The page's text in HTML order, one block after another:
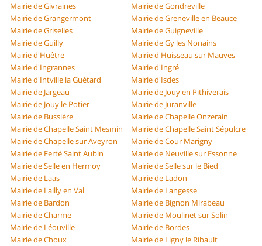
Mairie de Givraines
Mairie de Gondreville
Mairie de Grangermont
Mairie de Greneville en Beauce
Mairie de Griselles
Mairie de Guigneville
Mairie de Guilly
Mairie de Gy les Nonains
Mairie d'Huêtre
Mairie d'Huisseau sur Mauves
Mairie d'Ingrannes
Mairie d'Ingré
Mairie d'Intville la Guétard
Mairie d'Isdes
Mairie de Jargeau
Mairie de Jouy en Pithiverais
Mairie de Jouy le Potier
Mairie de Juranville
Mairie de Bussière
Mairie de Chapelle Onzerain
Mairie de Chapelle Saint Mesmin
Mairie de Chapelle Saint Sépulcre
Mairie de Chapelle sur Aveyron
Mairie de Cour Marigny
Mairie de Ferté Saint Aubin
Mairie de Neuville sur Essonne
Mairie de Selle en Hermoy
Mairie de Selle sur le Bied
Mairie de Laas
Mairie de Ladon
Mairie de Lailly en Val
Mairie de Langesse
Mairie de Bardon
Mairie de Bignon Mirabeau
Mairie de Charme
Mairie de Moulinet sur Solin
Mairie de Léouville
Mairie de Bordes
Mairie de Choux
Mairie de Ligny le Ribault